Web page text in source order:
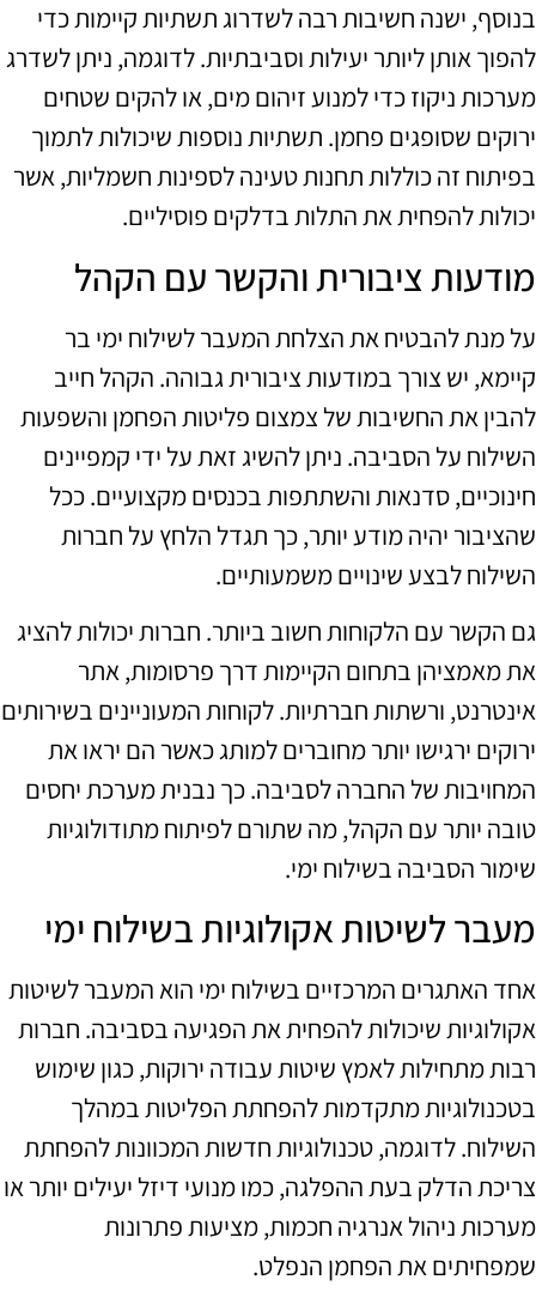
בנוסף, ישנה חשיבות רבה לשדרוג תשתיות קיימות כדי
להפוך אותן ליותר יעילות וסביבתיות. לדוגמה, ניתן לשדרג
מערכות ניקוז כדי למנוע זיהום מים, או להקים שטחים
ירוקים שסופגים פחמן. תשתיות נוספות שיכולות לתמוך
בפיתוח זה כוללות תחנות טעינה לספינות חשמליות, אשר
יכולות להפחית את התלות בדלקים פוסיליים.
מודעות ציבורית והקשר עם הקהל
על מנת להבטיח את הצלחת המעבר לשילוח ימי בר
קיימא, יש צורך במודעות ציבורית גבוהה. הקהל חייב
להבין את החשיבות של צמצום פליטות הפחמן והשפעות
השילוח על הסביבה. ניתן להשיג זאת על ידי קמפיינים
חינוכיים, סדנאות והשתתפות בכנסים מקצועיים. ככל
שהציבור יהיה מודע יותר, כך תגדל הלחץ על חברות
השילוח לבצע שינויים משמעותיים.
גם הקשר עם הלקוחות חשוב ביותר. חברות יכולות להציג
את מאמציהן בתחום הקיימות דרך פרסומות, אתר
אינטרנט, ורשתות חברתיות. לקוחות המעוניינים בשירותים
ירוקים ירגישו יותר מחוברים למותג כאשר הם יראו את
המחויבות של החברה לסביבה. כך נבנית מערכת יחסים
טובה יותר עם הקהל, מה שתורם לפיתוח מתודולוגיות
שימור הסביבה בשילוח ימי.
מעבר לשיטות אקולוגיות בשילוח ימי
אחד האתגרים המרכזיים בשילוח ימי הוא המעבר לשיטות
אקולוגיות שיכולות להפחית את הפגיעה בסביבה. חברות
רבות מתחילות לאמץ שיטות עבודה ירוקות, כגון שימוש
בטכנולוגיות מתקדמות להפחתת הפליטות במהלך
השילוח. לדוגמה, טכנולוגיות חדשות המכוונות להפחתת
צריכת הדלק בעת ההפלגה, כמו מנועי דיזל יעילים יותר או
מערכות ניהול אנרגיה חכמות, מציעות פתרונות
שמפחיתים את הפחמן הנפלט.